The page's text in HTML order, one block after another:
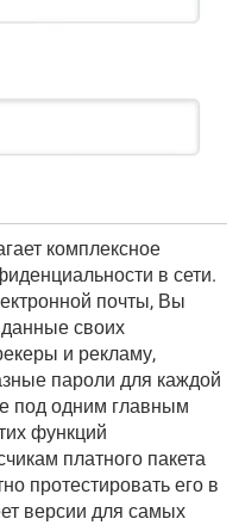
комплексное
в сети.
почты, Вы
своих
и рекламу,
пароли для каждой
под одним главным
функций
платного пакета
протестировать его в
версии для самых